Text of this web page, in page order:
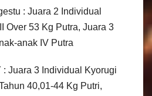
: Juara 2 Individual
Over 53 Kg Putra, Juara 3
anak IV Putra
Juara 3 Individual Kyorugi
40,01-44 Kg Putri,